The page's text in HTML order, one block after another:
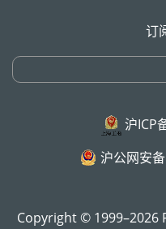
订
沪ICP
沪公网安
Copyright © 1999–2026